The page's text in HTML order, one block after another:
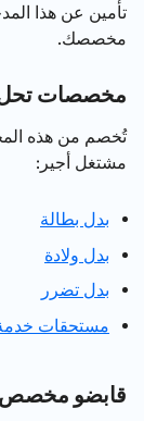
تأمين عن هذا
مخصصك.
مخصصات تحل
تُخصم من هذه
مشتغل أجير:
بدل بطالة
بدل ولادة
بدل تضرر
مستحقات خدمة
قابضو مخصص